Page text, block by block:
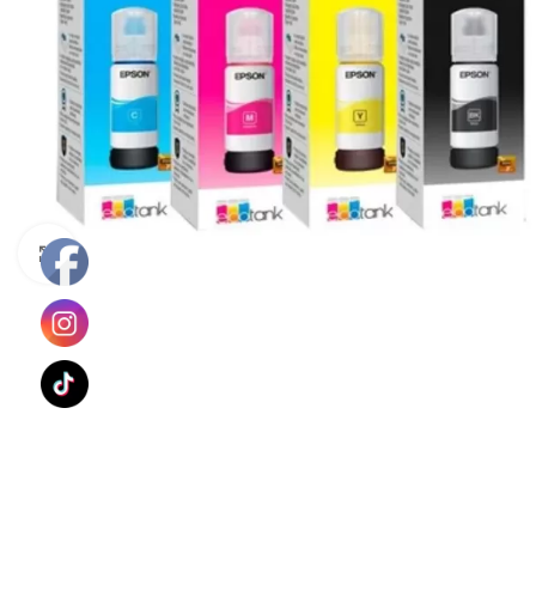
Haga Click para agrandar